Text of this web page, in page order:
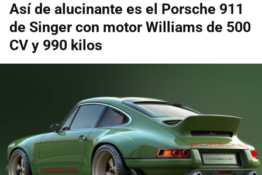
Así de alucinante es el Porsche 911
de Singer con motor Williams de 500
CV y 990 kilos